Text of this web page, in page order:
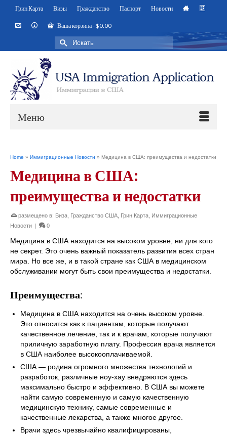
Грин Карта Визы Гражданство Паспорт Новости
Ваша корзина-$0.00
Искать:
Меню
Home » Иммиграционные Новости » Медицина в США: преимущества и недостатки
Медицина в США:
преимущества и недостатки
размещено в: Виза Гражданство США Грин Карта Иммиграционные
Новости | 0
Медицина в США находится на высоком уровне, ни для кого
не секрет. Это очень важный показатель развития всех стран
мира. Но все же, и в такой стране как США в медицинском
обслуживании могут быть свои преимущества и недостатки.
Преимущества:
Медицина в США находится на очень высоком уровне.
Это относится как к пациентам, которые получают
качественное лечение, так и к врачам, которые получают
приличную заработную плату. Профессия врача является
в США наиболее высокооплачиваемой.
США — родина огромного множества технологий и
разработок, различные ноу-хау внедряются здесь
максимально быстро и эффективно. В США вы можете
найти самую современную и самую качественную
медицинскую технику, самые современные и
качественные лекарства, а также многое другое.
Врачи здесь чрезвычайно квалифицированы,